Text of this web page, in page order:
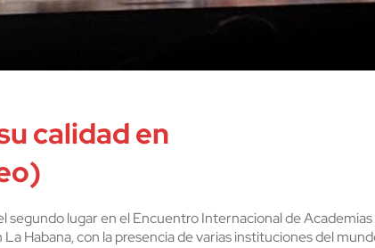
calidad en
segundo lugar en el Encuentro Internacional de Academias
Habana, con la presencia de varias instituciones del